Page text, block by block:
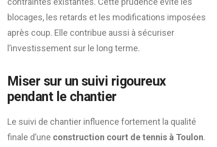
blocages, les retards et les modifications imposées
après coup. Elle contribue aussi à sécuriser
l’investissement sur le long terme.
Miser sur un suivi rigoureux
pendant le chantier
Le suivi de chantier influence fortement la qualité
finale d’une construction court de tennis à Toulon.